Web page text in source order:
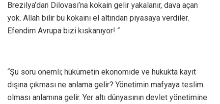
Brezilya’dan Dilovası’na kokain gelir yakalanır, dava açan
yok. Allah bilir bu kokaini el altından piyasaya verdiler.
Efendim Avrupa bizi kıskanıyor! “
“Şu soru önemli; hükümetin ekonomide ve hukukta kayıt
dışına çıkması ne anlama gelir? Yönetimin mafyaya teslim
olması anlamına gelir. Yer altı dünyasının devlet yönetimine